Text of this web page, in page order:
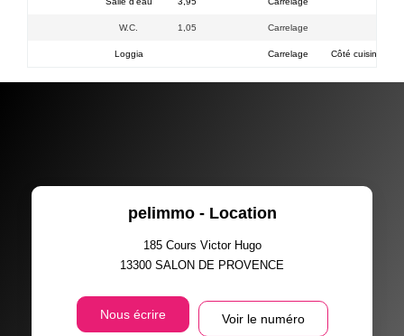
W.C. 1,05 Carrelage
Loggia Carrelage Côté cuisine :
pelimmo - Location
185 Cours Victor Hugo
13300 SALON DE PROVENCE
Nous écrire Voir le numéro